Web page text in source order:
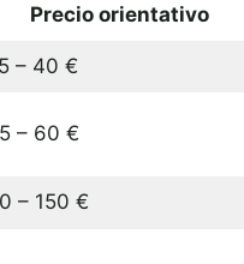
Precio orientativo
– 40 €
– 60 €
– 150 €